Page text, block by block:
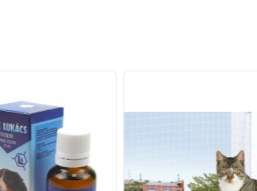
Szembe kerülés esetén bő